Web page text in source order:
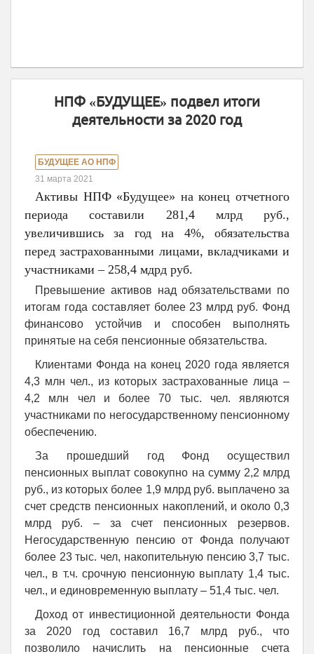
НПФ «БУДУЩЕЕ» подвел итоги
деятельности за 2020 год
БУДУЩЕЕ АО НПФ
31 марта 2021
Активы НПФ «Будущее» на конец отчетного
периода составили 281,4 млрд руб.,
увеличившись за год на 4%, обязательства
перед застрахованными лицами, вкладчиками и
участниками – 258,4 мдрд руб.
Превышение активов над обязательствами по
итогам года составляет более 23 млрд руб. Фонд
финансово устойчив и способен выполнять
принятые на себя пенсионные обязательства.
Клиентами Фонда на конец 2020 года является
4,3 млн чел., из которых застрахованные лица –
4,2 млн чел и более 70 тыс. чел. являются
участниками по негосударственному пенсионному
обеспечению.
За прошедший год Фонд осуществил
пенсионных выплат совокупно на сумму 2,2 млрд
руб., из которых более 1,9 млрд руб. выплачено за
счет средств пенсионных накоплений, и около 0,3
млрд руб. – за счет пенсионных резервов.
Негосударственную пенсию от Фонда получают
более 23 тыс. чел, накопительную пенсию 3,7 тыс.
чел., в т.ч. срочную пенсионную выплату 1,4 тыс.
чел., и единовременную выплату – 51,4 тыс. чел.
Доход от инвестиционной деятельности Фонда
за 2020 год составил 16,7 млрд руб., что
позволило начислить на пенсионные счета